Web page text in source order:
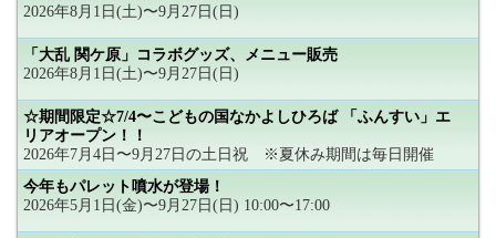
2026年8月1日(土)〜9月27日(日)
「大乱 関ケ原」コラボグッズ、メニュー販売
2026年8月1日(土)〜9月27日(日)
☆期間限定☆7/4〜こどもの国なかよしひろば 「ふんすい」エ
リアオープン！！
2026年7月4日〜9月27日の土日祝 ※夏休み期間は毎日開催
今年もパレット噴水が登場！
2026年5月1日(金)〜9月27日(日) 10:00〜17:00